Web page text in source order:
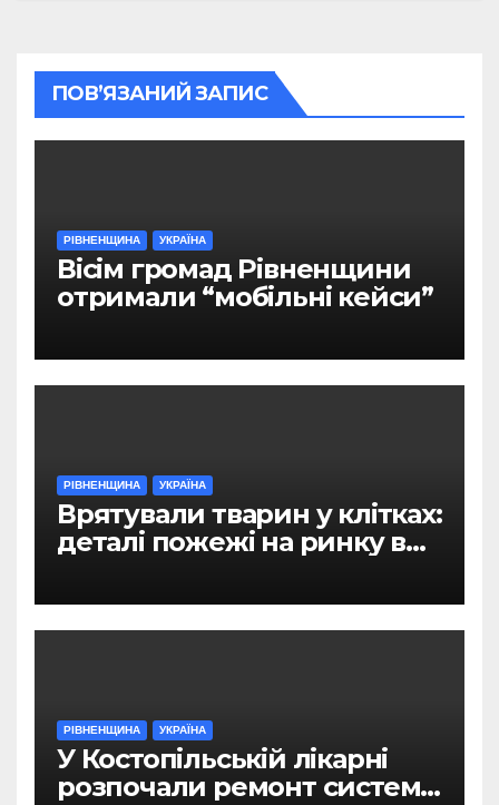
ПОВ’ЯЗАНИЙ ЗАПИС
РІВНЕНЩИНА УКРАЇНА
Вісім громад Рівненщини
отримали “мобільні кейси”
РІВНЕНЩИНА УКРАЇНА
Врятували тварин у клітках:
деталі пожежі на ринку в
РІВНЕНЩИНА УКРАЇНА
У Костопільській лікарні
розпочали ремонт системи